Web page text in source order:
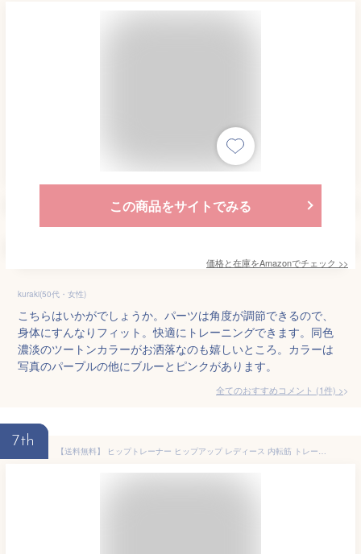
この商品をサイトでみる
価格と在庫をAmazonでチェック >>
kuraki(50代・女性)
こちらはいかがでしょうか。パーツは角度が調節できるので、
身体にすんなりフィット。快適にトレーニングできます。同色
濃淡のツートンカラーがお洒落なのも嬉しいところ。カラーは
写真のパープルの他にブルーとピンクがあります。
全てのおすすめコメント (1件) >
7th
【送料無料】 ヒップトレーナー ヒップアップ レディース 内転筋 トレーニング 鍛える 美尻シェイパー 美尻 美脚 太もも 内股 お尻 内もも ダイエット 筋トレ 健康 自宅 シェイプアップ 腕 背中 脚 エクササイザー 産後 リハビリ